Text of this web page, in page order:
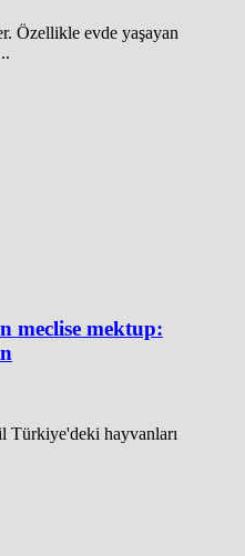
Özellikle evde yaşayan
meclise mektup:
Türkiye'deki hayvanları